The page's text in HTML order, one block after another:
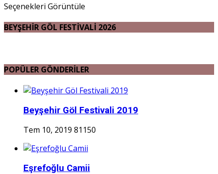
Seçenekleri Görüntüle
BEYŞEHİR GÖL FESTİVALİ 2026
POPÜLER GÖNDERİLER
Beyşehir Göl Festivali 2019
Tem 10, 2019 81150
Eşrefoğlu Camii